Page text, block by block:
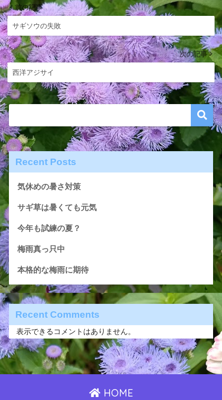
前の記事
サギソウの失敗
次の記事
西洋アジサイ
Recent Posts
気休めの暑さ対策
サギ草は暑くても元気
今年も試練の夏？
梅雨真っ只中
本格的な梅雨に期待
Recent Comments
表示できるコメントはありません。
HOME